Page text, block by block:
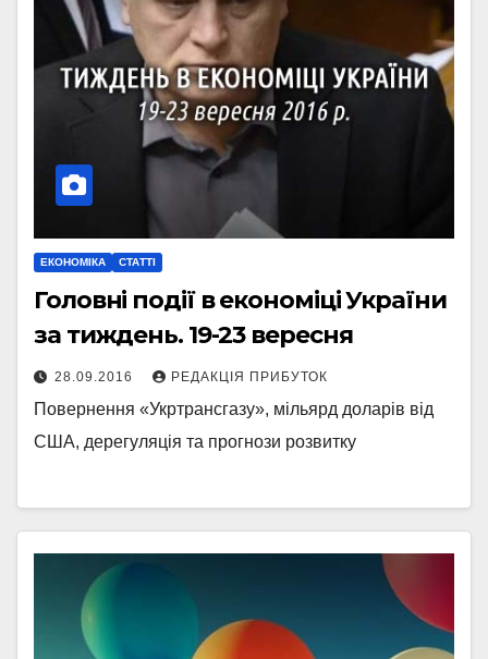
ЕКОНОМІКА СТАТТІ
Головні події в економіці України
за тиждень. 19-23 вересня
28.09.2016 РЕДАКЦІЯ ПРИБУТОК
Повернення «Укртрансгазу», мільярд доларів від
США, дерегуляція та прогнози розвитку